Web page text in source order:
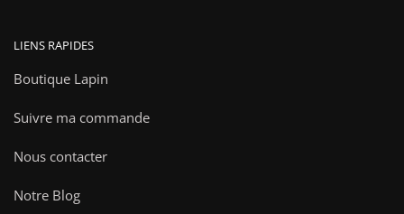
LIENS RAPIDES
Boutique Lapin
Suivre ma commande
Nous contacter
Notre Blog